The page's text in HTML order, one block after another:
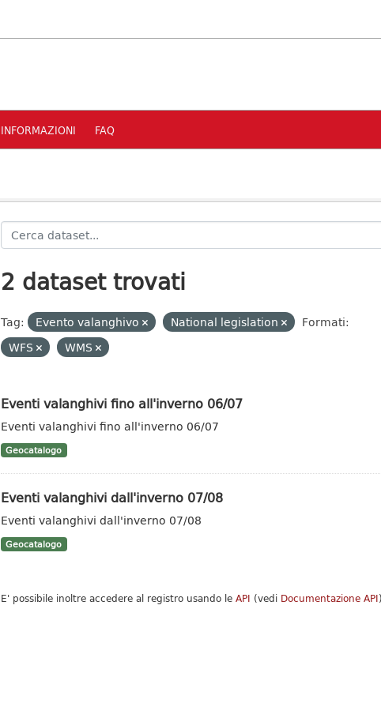
INFORMAZIONI FAQ
2 dataset trovati
Tag: Evento valanghivo National legislation
Formati:
WFS
WMS
Eventi valanghivi fino all'inverno 06/07
Eventi valanghivi fino all'inverno 06/07
Geocatalogo
Eventi valanghivi dall'inverno 07/08
Eventi valanghivi dall'inverno 07/08
Geocatalogo
E' possibile inoltre accedere al registro usando le API (vedi Documentazione API